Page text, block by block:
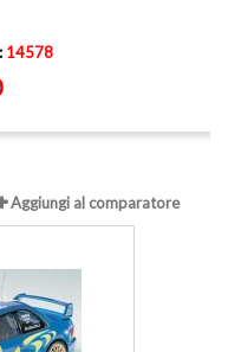
14578
Aggiungi al comparatore